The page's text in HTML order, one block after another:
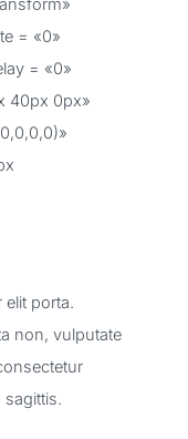
= «0»
= «0»
40px 0px»
porta.
non, vulputate
sagittis.